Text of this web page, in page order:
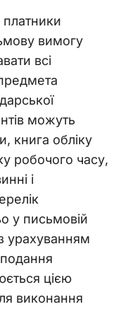
платники
вимогу
всі
можуть
книга обліку
робочого часу,
і
у письмовій
урахуванням
цією
виконання